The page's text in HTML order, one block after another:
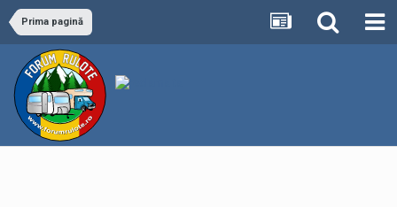
Prima pagină